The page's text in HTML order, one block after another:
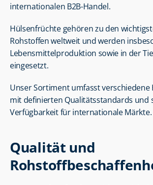
internationalen B2B-Handel.
Hülsenfrüchte gehören zu den
Rohstoffen weltweit und werden
Lebensmittelproduktion sowie in der
eingesetzt.
Unser Sortiment umfasst
mit definierten Qualitätsstandards und
Verfügbarkeit für internationale Märkte.
Qualität und